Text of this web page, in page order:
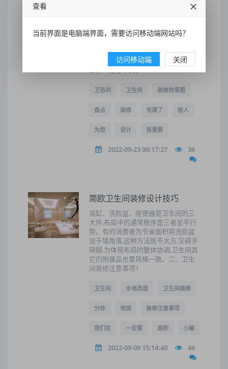
最新卫浴间装修效果图盘点三：卫生
三：卫生间的设计风格，给人一种清
图盘点八：在卫生间里面打造出一个
极具故事情节的空间，这样的设计相
卫浴间 卫生间 装修效果图
盘点 装修 充满了 给人
为您 设计 很重要
2022-09-23 09:17:27 36
简欧卫生间装修设计技巧
浴缸、洗脸盆、座便器是卫生间的三
大件,布局中的通常秩序是三者呈平行
势。有的消费者为节省面积将洗脸盆
设于墙角落,这种方法既不大方,又碍手
碍脚,为体现布局的整体协调,卫生间其
它的附属品也要风格一致。二、卫生
间装修注意事项1
卫生间 水电改造 卫生间装修
分体 地面 装修注意事项
我们在 一定要 面积 小编
2022-09-09 15:14:40 46
查看
当前界面是电脑端界面，需要访问移动端网站吗？
访问移动端 关闭